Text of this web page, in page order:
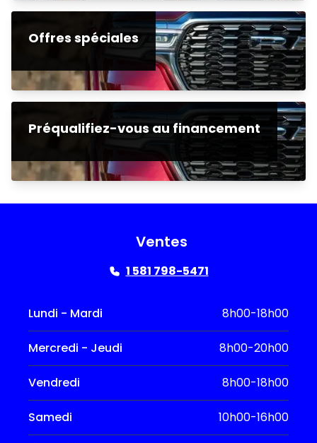
Offres spéciales
Préqualifiez-vous au financement
Ventes
1 581 798-5471
Lundi - Mardi 8h00-18h00
Mercredi - Jeudi 8h00-20h00
Vendredi 8h00-18h00
Samedi 10h00-16h00